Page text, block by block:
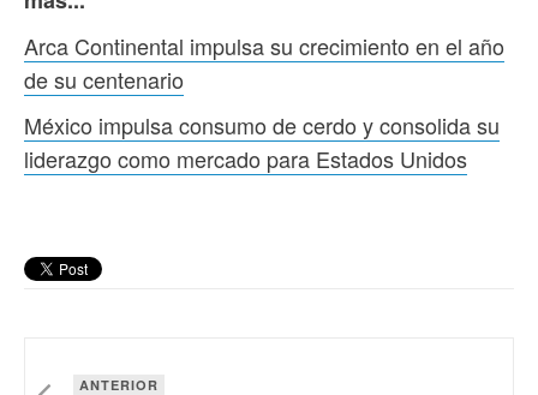
Arca Continental impulsa su crecimiento en el año
de su centenario
México impulsa consumo de cerdo y consolida su
liderazgo como mercado para Estados Unidos
ANTERIOR